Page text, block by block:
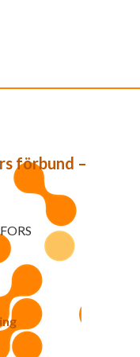
förbund –